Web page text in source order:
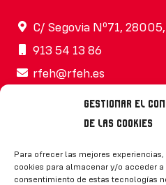
Gestionar el
de las cookies
Para ofrecer las mejores
cookies para almacenar y/o acceder
consentimiento de estas tecnologías
C/ Segovia Nº71,
913 54 13 86
rfeh@rfeh.es